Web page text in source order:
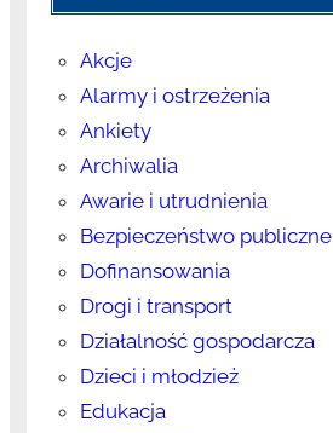
Akcje
Alarmy i ostrzeżenia
Ankiety
Archiwalia
Awarie i utrudnienia
Bezpieczeństwo publiczne
Dofinansowania
Drogi i transport
Działalność gospodarcza
Dzieci i młodzież
Edukacja